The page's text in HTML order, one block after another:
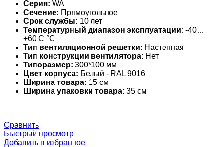
Серия: WA
Сечение: Прямоугольное
Срок службы: 10 лет
Температурный диапазон эксплуатации: -40…
+60 С °С
Тип вентиляционной решетки: Настенная
Тип конструкции вентилятора: Нет
Типоразмер: 300*100 мм
Цвет корпуса: Белый - RAL 9016
Ширина товара: 15 см
Ширина упаковки товара: 35 см
Сравнить
Быстрый просмотр
Добавить в избранное